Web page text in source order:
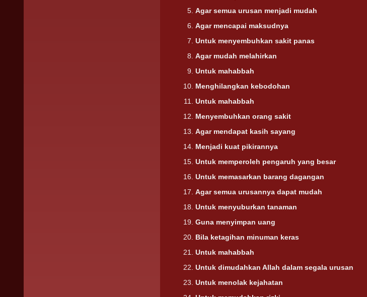
Agar semua urusan menjadi mudah
Agar mencapai maksudnya
Untuk menyembuhkan sakit panas
Agar mudah melahirkan
Untuk mahabbah
Menghilangkan kebodohan
Untuk mahabbah
Menyembuhkan orang sakit
Agar mendapat kasih sayang
Menjadi kuat pikirannya
Untuk memperoleh pengaruh yang besar
Untuk memasarkan barang dagangan
Agar semua urusannya dapat mudah
Untuk menyuburkan tanaman
Guna menyimpan uang
Bila ketagihan minuman keras
Untuk mahabbah
Untuk dimudahkan Allah dalam segala urusan
Untuk menolak kejahatan